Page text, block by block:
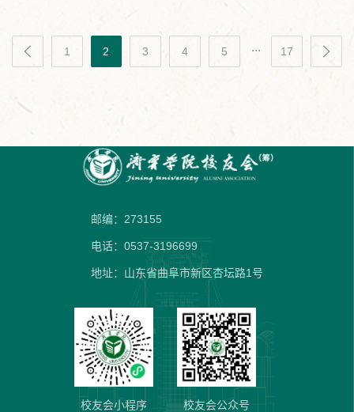
1 2 3 4 5 ... 17
邮编：273155
电话：0537-3196699
地址：山东省曲阜市新区杏坛路1号
校友会小程序 校友会公众号